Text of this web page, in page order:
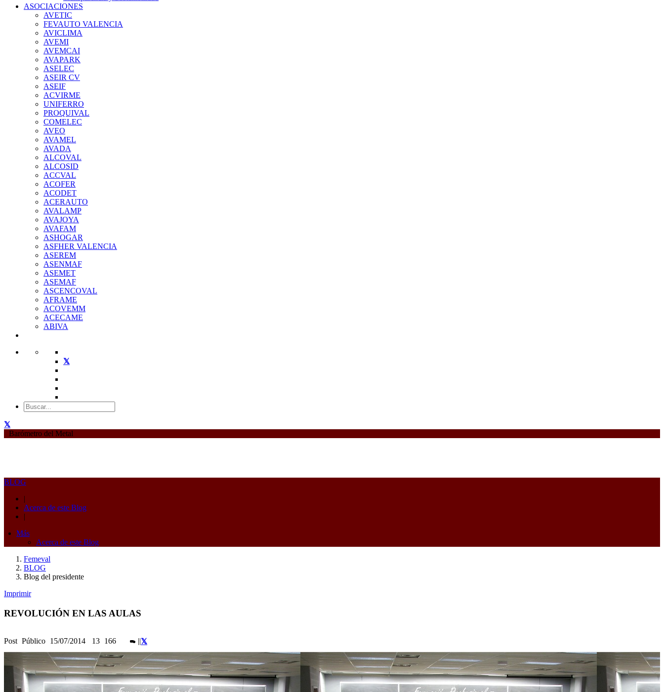
ASOCIACIONES
AVETIC
FEVAUTO VALENCIA
AVICLIMA
AVEMI
AVEMCAI
AVAPARK
ASELEC
ASEIR CV
ASEIF
ACVIRME
UNIFERRO
PROQUIVAL
COMELEC
AVEO
AVAMEL
AVADA
ALCOVAL
ALCOSID
ACCVAL
ACOFER
ACODET
ACERAUTO
AVALAMP
AVAJOYA
AVAFAM
ASHOGAR
ASFHER VALENCIA
ASEREM
ASENMAF
ASEMET
ASEMAF
ASCENCOVAL
AFRAME
ACOVEMM
ACECAME
ABIVA
Barómetro del Metal
BLOG
|
Acerca de este Blog
|
Más
Acerca de este Blog
Femeval
BLOG
Blog del presidente
Imprimir
REVOLUCIÓN EN LAS AULAS
Post Público 15/07/2014 13 166 ||